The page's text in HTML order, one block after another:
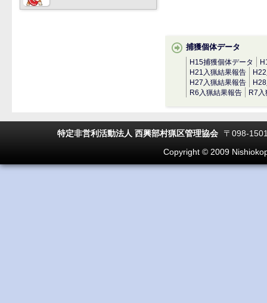
捕獲個体データ
H15捕獲個体データ
H21入猟結果報告
H27入猟結果報告
R6入猟結果報告
R7入
特定非営利活動法人 西興部村猟区管理協会
〒098-
Copyright © 2009